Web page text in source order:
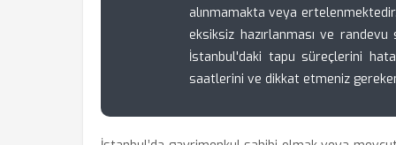
alınmamakta veya
eksiksiz hazırlanması ve randevu
İstanbul'daki tapu süreçlerini
saatlerini ve dikkat etmeniz